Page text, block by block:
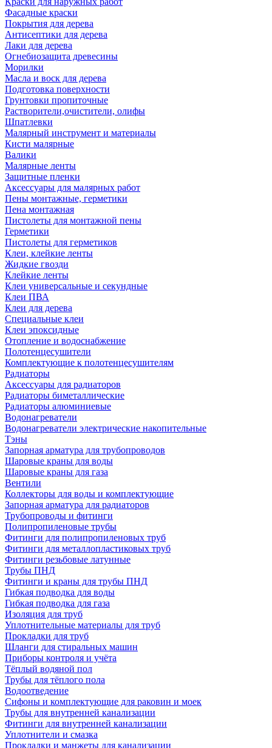
Фасадные краски
Покрытия для дерева
Антисептики для дерева
Лаки для дерева
Огнебиозащита древесины
Морилки
Масла и воск для дерева
Подготовка поверхности
Грунтовки пропиточные
Растворители,очистители, олифы
Шпатлевки
Малярный инструмент и материалы
Кисти малярные
Валики
Малярные ленты
Защитные пленки
Аксессуары для малярных работ
Пены монтажные, герметики
Пена монтажная
Пистолеты для монтажной пены
Герметики
Пистолеты для герметиков
Клеи, клейкие ленты
Жидкие гвозди
Клейкие ленты
Клеи универсальные и секундные
Клеи ПВА
Клеи для дерева
Специальные клеи
Клеи эпоксидные
Отопление и водоснабжение
Полотенцесушители
Комплектующие к полотенцесушителям
Радиаторы
Аксессуары для радиаторов
Радиаторы биметаллические
Радиаторы алюминиевые
Водонагреватели
Водонагреватели электрические накопительные
Тэны
Запорная арматура для трубопроводов
Шаровые краны для воды
Шаровые краны для газа
Вентили
Коллекторы для воды и комплектующие
Запорная арматура для радиаторов
Трубопроводы и фитинги
Полипропиленовые трубы
Фитинги для полипропиленовых труб
Фитинги для металлопластиковых труб
Фитинги резьбовые латунные
Трубы ПНД
Фитинги и краны для трубы ПНД
Гибкая подводка для воды
Гибкая подводка для газа
Изоляция для труб
Уплотнительные материалы для труб
Прокладки для труб
Шланги для стиральных машин
Приборы контроля и учёта
Тёплый водяной пол
Трубы для тёплого пола
Водоотведение
Сифоны и комплектующие для раковин и моек
Трубы для внутренней канализации
Фитинги для внутренней канализации
Уплотнители и смазка
Прокладки и манжеты для канализации